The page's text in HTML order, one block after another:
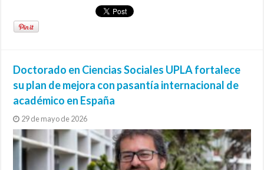
Doctorado en Ciencias Sociales UPLA fortalece
su plan de mejora con pasantía internacional de
académico en España
29 de mayo de 2026